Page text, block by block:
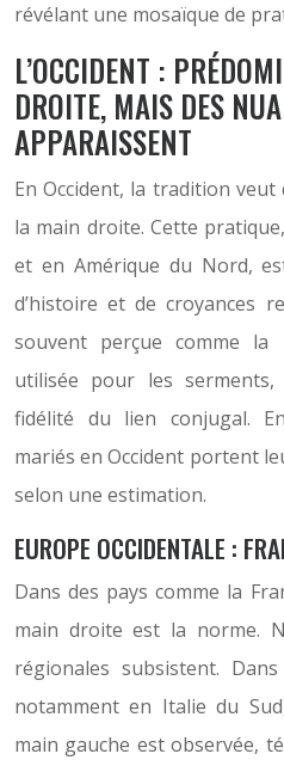
révélant une mosaïque de
L’OCCIDENT :
DROITE, MAIS DES
APPARAISSENT
En Occident, la tradition veut
la main droite. Cette
et en Amérique du Nord,
d’histoire et de croyances
souvent perçue comme la
utilisée pour les
fidélité du lien conjugal.
mariés en Occident portent
selon une estimation.
EUROPE OCCIDENTALE :
Dans des pays comme la
main droite est la norme.
régionales subsistent.
notamment en Italie du
main gauche est observée,